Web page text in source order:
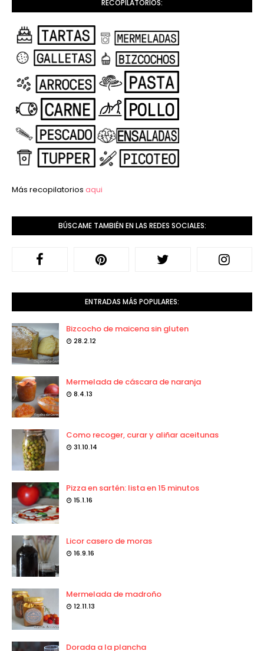
RECOPILATORIOS:
Más recopilatorios aqui
BÚSCAME TAMBIÉN EN LAS REDES SOCIALES:
ENTRADAS MÁS POPULARES:
Bizcocho de maicena sin gluten
28.2.12
Mermelada de cáscara de naranja
8.4.13
Como recoger, curar y aliñar aceitunas
31.10.14
Pizza en sartén: lista en 15 minutos
15.1.16
Licor casero de moras
16.9.16
Mermelada de madroño
12.11.13
Dorada a la plancha